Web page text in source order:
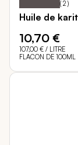
( 2 )
Huile de
10,70 €
107,00 € / LITRE
FLACON DE 100ML